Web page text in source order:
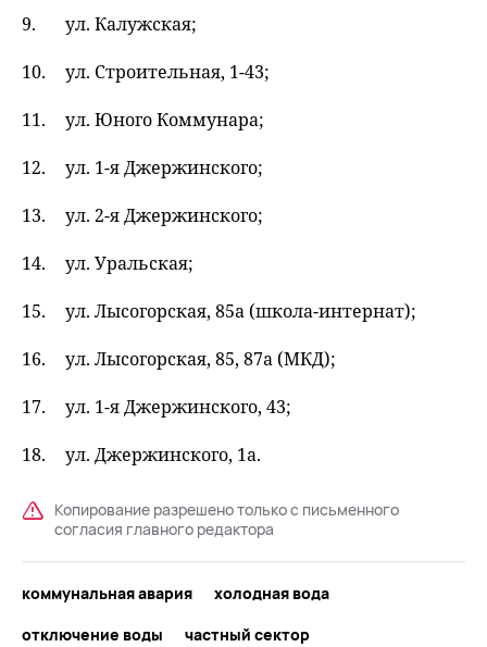
ул. Калужская;
ул. Строительная, 1-43;
ул. Юного Коммунара;
ул. 1-я Джержинского;
ул. 2-я Джержинского;
ул. Уральская;
ул. Лысогорская, 85а (школа-интернат);
ул. Лысогорская, 85, 87а (МКД);
ул. 1-я Джержинского, 43;
ул. Джержинского, 1а.
Копирование разрешено только с письменного
согласия главного редактора
коммунальная авария
холодная вода
отключение воды
частный сектор